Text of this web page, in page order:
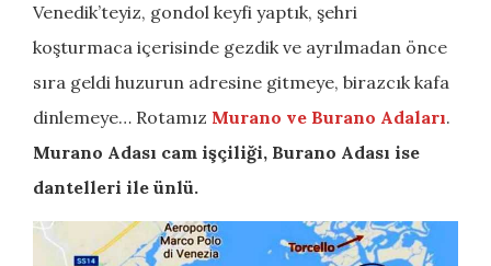
Venedik’teyiz, gondol keyfi yaptık, şehri
koşturmaca içerisinde gezdik ve ayrılmadan önce
sıra geldi huzurun adresine gitmeye, birazcık kafa
dinlemeye… Rotamız Murano ve Burano Adaları.
Murano Adası cam işçiliği, Burano Adası ise
dantelleri ile ünlü.